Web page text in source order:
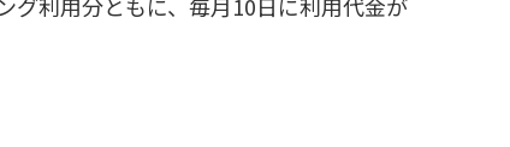
グ利用分ともに、毎月10日に利用代金が